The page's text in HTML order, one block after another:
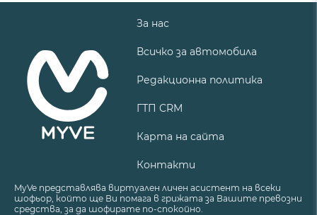
За нас
Всичко за автомобила
Редакционна политика
ГТП CRM
Карта на сайта
Контакти
MyVe представлява виртуален личен асистент на всеки
шофьор, който ще Ви помага в грижата за Вашите превозни
средства, за да шофирате по-спокойно.